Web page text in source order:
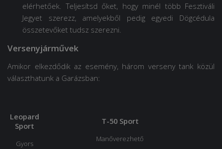
elérhetőek. Teljesítsd őket, hogy minél több Fesztiváli
Jegyet szerezz, amelyekből pedig egyedi Dögcédula
összetevőket tudsz szerezni.
Versenyjárművek
Amikor elkezdődik az esemény, három verseny tank közül
választhatunk a Garázsban:
Leopard
Sport
Gyors
Т-50 Sport
Manőverezhető